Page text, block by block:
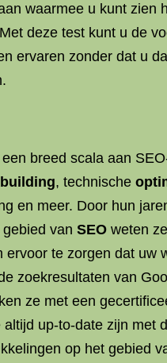
waarmee u kunt zien
deze test kunt u de
ervaren zonder dat u
breed scala aan
, technische
en meer. Door hun
van SEO weten
ervoor te zorgen dat uw
zoekresultaten van
ze met een
up-to-date zijn met
op het gebied